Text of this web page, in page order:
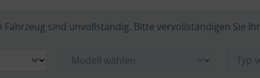
Fahrzeug sind unvollständig. Bitte vervollständigen Sie